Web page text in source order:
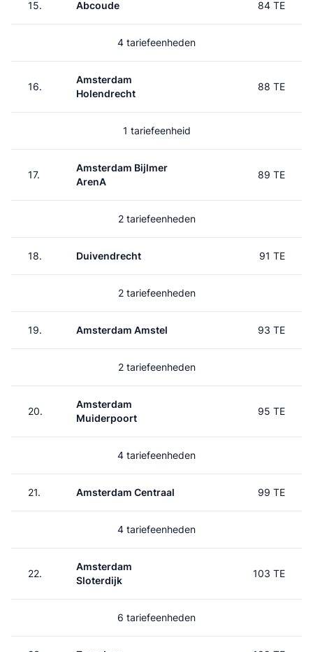
15. Abcoude 84 TE
4 tariefeenheden
16.
Amsterdam
Holendrecht
88 TE
1 tariefeenheid
17.
Amsterdam Bijlmer
ArenA
89 TE
2 tariefeenheden
18. Duivendrecht 91 TE
2 tariefeenheden
19. Amsterdam Amstel 93 TE
2 tariefeenheden
20.
Amsterdam
Muiderpoort
95 TE
4 tariefeenheden
21. Amsterdam Centraal 99 TE
4 tariefeenheden
22.
Amsterdam
Sloterdijk
103 TE
6 tariefeenheden